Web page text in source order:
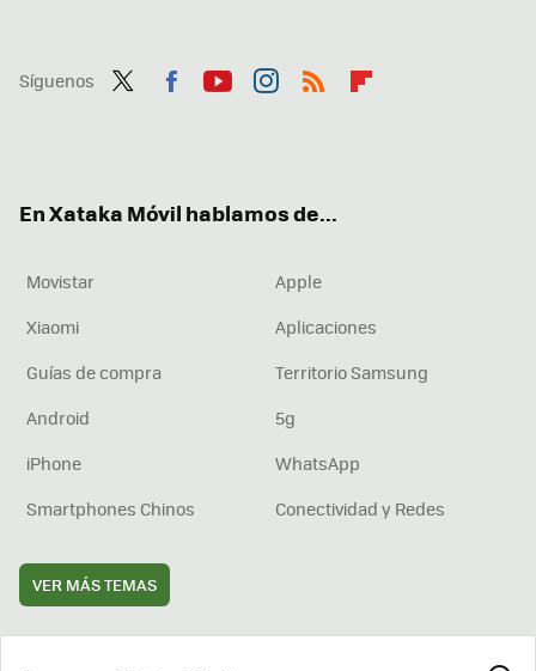
Síguenos
En Xataka Móvil hablamos de...
Movistar
Apple
Xiaomi
Aplicaciones
Guías de compra
Territorio Samsung
Android
5g
iPhone
WhatsApp
Smartphones Chinos
Conectividad y Redes
VER MÁS TEMAS